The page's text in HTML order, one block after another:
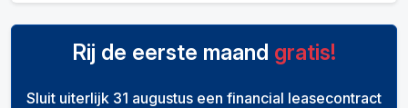
Rij de eerste maand gratis!
Sluit uiterlijk 31 augustus een financial leasecontract